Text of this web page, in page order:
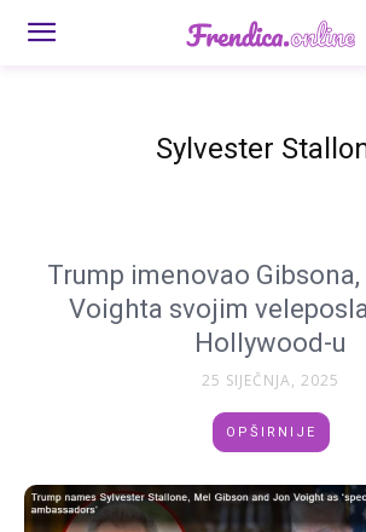
Sylvester
Trump imenovao
Voighta svojim
Hollywood-u
25 SIJEČNJA, 2025
OPŠIRNIJE